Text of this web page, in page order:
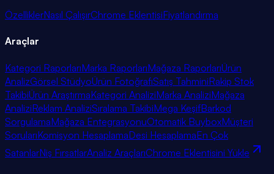
ÖzelliklerNasıl ÇalışırChrome EklentisiFiyatlandırma
Araçlar
Kategori RaporlarıMarka RaporlarıMağaza RaporlarıÜrün
AnalizGörsel StüdyoÜrün FotoğrafıSatış TahminiRakip Stok
TakibiÜrün AraştırmaKategori AnaliziMarka AnaliziMağaza
AnaliziReklam AnaliziSıralama TakibiMega KeşifBarkod
SorgulamaMağaza EntegrasyonuOtomatik BuyboxMüşteri
SorularıKomisyon HesaplamaDesi HesaplamaEn Çok
SatanlarNiş FırsatlarAnaliz AraçlarıChrome Eklentisini Yükle